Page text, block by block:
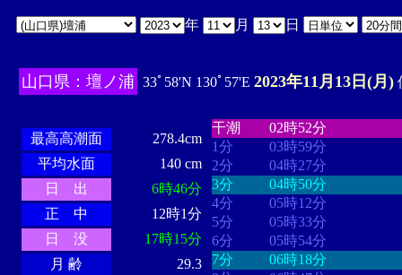
年 月 日
山口県：壇ノ浦 33ﾟ58'N 130ﾟ57'E 2023年11月13日(月)
最高高潮面
278.4cm
平均水面
140 cm
日 出
6時46分
正 中
12時1分
日 没
17時15分
月 齢
29.3
干潮
02時52分
1分
03時59分
2分
04時27分
3分
04時50分
4分
05時12分
5分
05時33分
6分
05時54分
7分
06時18分